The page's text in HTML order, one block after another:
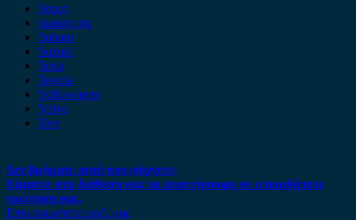
Smart
ssangyong
Subaru
Suzuki
Tesla
Toyota
Volkswagen
Volvo
Xev
Δεν βρήκατε αυτό που ψάχνετε;
Είμαστε στη διάθεση σας να απαντήσουμε σε οποιαδήποτε
ερώτηση σας.
Επικοινωνήστε μαζί μας